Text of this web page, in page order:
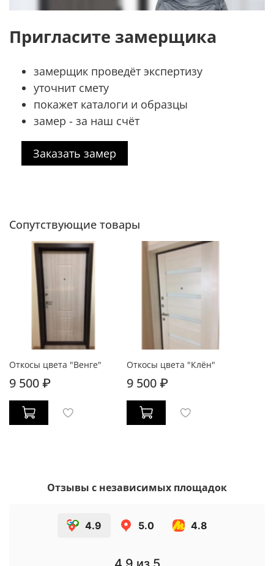
Пригласите замерщика
замерщик проведёт экспертизу
уточнит смету
покажет каталоги и образцы
замер - за наш счёт
Заказать замер
Сопутствующие товары
Откосы цвета "Венге"
9 500 ₽
Откосы цвета "Клён"
9 500 ₽
Отзывы с независимых площадок
4.9 5.0 4.8